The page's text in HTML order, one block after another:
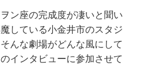
ン座の完成度が凄いと聞い
している小金井市のスタジ
んな劇場がどんな風にして
インタビューに参加させて